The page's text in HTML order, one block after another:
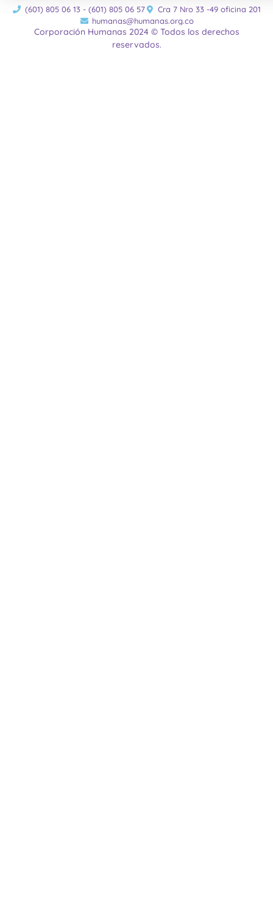
(601) 805 06 13 - (601) 805 06 57
Cra 7 Nro 33 -49 oficina 201
humanas@humanas.org.co
Corporación Humanas 2024 © Todos los derechos
reservados.